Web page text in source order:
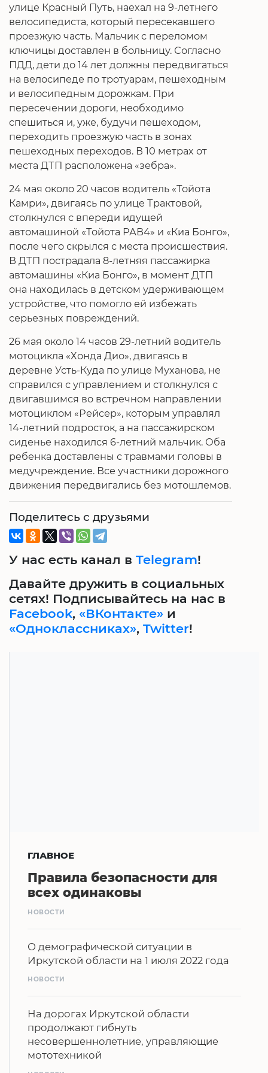
улице Красный Путь, наехал на 9-летнего
велосипедиста, который пересекавшего
проезжую часть. Мальчик с переломом
ключицы доставлен в больницу. Согласно
ПДД, дети до 14 лет должны передвигаться
на велосипеде по тротуарам, пешеходным
и велосипедным дорожкам. При
пересечении дороги, необходимо
спешиться и, уже, будучи пешеходом,
переходить проезжую часть в зонах
пешеходных переходов. В 10 метрах от
места ДТП расположена «зебра».
24 мая около 20 часов водитель «Тойота
Камри», двигаясь по улице Трактовой,
столкнулся с впереди идущей
автомашиной «Тойота РАВ4» и «Киа Бонго»,
после чего скрылся с места происшествия.
В ДТП пострадала 8-летняя пассажирка
автомашины «Киа Бонго», в момент ДТП
она находилась в детском удерживающем
устройстве, что помогло ей избежать
серьезных повреждений.
26 мая около 14 часов 29-летний водитель
мотоцикла «Хонда Дио», двигаясь в
деревне Усть-Куда по улице Муханова, не
справился с управлением и столкнулся с
двигавшимся во встречном направлении
мотоциклом «Рейсер», которым управлял
14-летний подросток, а на пассажирском
сиденье находился 6-летний мальчик. Оба
ребенка доставлены с травмами головы в
медучреждение. Все участники дорожного
движения передвигались без мотошлемов.
Поделитесь с друзьями
У нас есть канал в Telegram!
Давайте дружить в социальных
сетях! Подписывайтесь на нас в
Facebook, «ВКонтакте» и
«Одноклассниках», Twitter!
ГЛАВНОЕ
Правила безопасности для
всех одинаковы
НОВОСТИ
О демографической ситуации в
Иркутской области на 1 июля 2022 года
НОВОСТИ
На дорогах Иркутской области
продолжают гибнуть
несовершеннолетние, управляющие
мототехникой